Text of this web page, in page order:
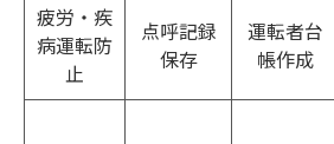
疲労・疾
病運転防
止
点呼記録
保存
運転者台
帳作成